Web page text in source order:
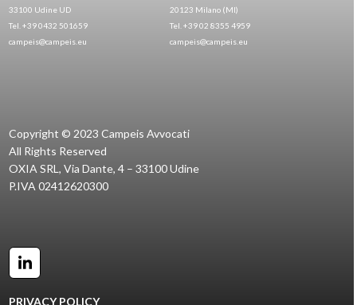
33100 Udine UD
Tel. +39 0432 501659
campeis@campeis.eu
20123 Milano (MI)
Tel. +39 02 8355 4959
campeis@campeis.eu
Copyright © 2023 Campeis Avvocati
All Rights Reserved
OXIA SRL, Via Dante, 4 – 33100 Udine
P.IVA 02412620300
LinkedIn
PRIVACY POLICY